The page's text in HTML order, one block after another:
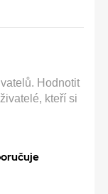
Hodnotit
kteří si